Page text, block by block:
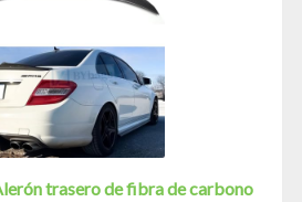
trasero de fibra de carbono